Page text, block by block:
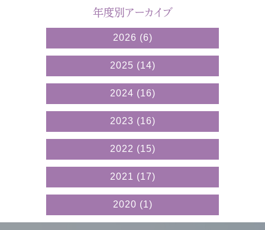
年度別アーカイブ
2026 (6)
2025 (14)
2024 (16)
2023 (16)
2022 (15)
2021 (17)
2020 (1)